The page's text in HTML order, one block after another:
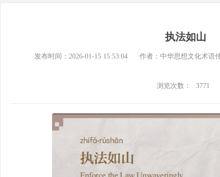
执法如山
发布时间：2026-01-15 15:53:04 作者：中华思想文化术语
浏览次数： 3771